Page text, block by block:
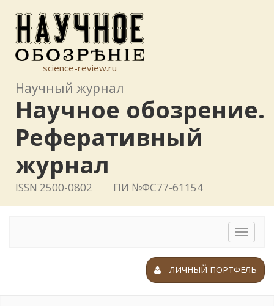
science-review.ru
Научный журнал
Научное обозрение.
Реферативный
журнал
ISSN 2500-0802 ПИ №ФС77-61154
Toggle
ЛИЧНЫЙ ПОРТФЕЛЬ